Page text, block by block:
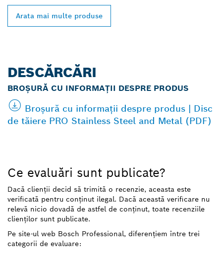
Arata mai multe produse
DESCĂRCĂRI
BROȘURĂ CU INFORMAȚII DESPRE PRODUS
Broșură cu informații despre produs | Disc
de tăiere PRO Stainless Steel and Metal (PDF)
Ce evaluări sunt publicate?
Dacă clienții decid să trimită o recenzie, aceasta este
verificată pentru conținut ilegal. Dacă această verificare nu
relevă nicio dovadă de astfel de conținut, toate recenziile
clienților sunt publicate.
Pe site-ul web Bosch Professional, diferențiem între trei
categorii de evaluare: